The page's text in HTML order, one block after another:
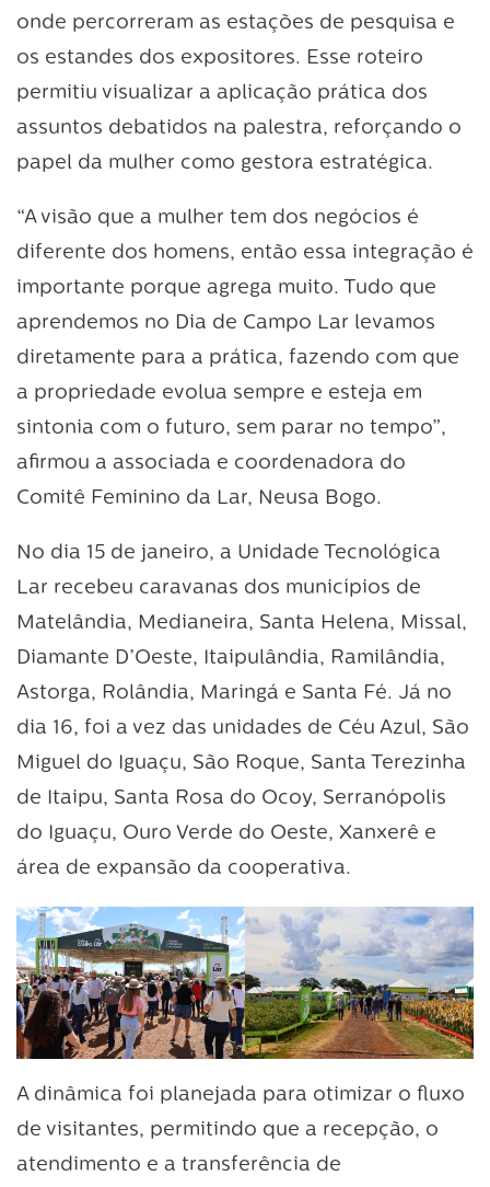
onde percorreram as estações de pesquisa e
os estandes dos expositores. Esse roteiro
permitiu visualizar a aplicação prática dos
assuntos debatidos na palestra, reforçando o
papel da mulher como gestora estratégica.
“A visão que a mulher tem dos negócios é
diferente dos homens, então essa integração é
importante porque agrega muito. Tudo que
aprendemos no Dia de Campo Lar levamos
diretamente para a prática, fazendo com que
a propriedade evolua sempre e esteja em
sintonia com o futuro, sem parar no tempo”,
afirmou a associada e coordenadora do
Comitê Feminino da Lar, Neusa Bogo.
No dia 15 de janeiro, a Unidade Tecnológica
Lar recebeu caravanas dos municípios de
Matelândia, Medianeira, Santa Helena, Missal,
Diamante D’Oeste, Itaipulândia, Ramilândia,
Astorga, Rolândia, Maringá e Santa Fé. Já no
dia 16, foi a vez das unidades de Céu Azul, São
Miguel do Iguaçu, São Roque, Santa Terezinha
de Itaipu, Santa Rosa do Ocoy, Serranópolis
do Iguaçu, Ouro Verde do Oeste, Xanxerê e
rea de expansão da cooperativa.
A dinâmica foi planejada para otimizar o fluxo
de visitantes, permitindo que a recepção, o
atendimento e a transferência de